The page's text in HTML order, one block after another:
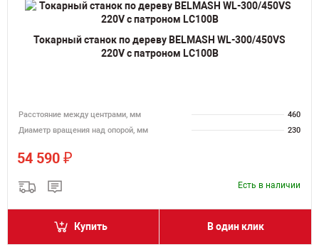
Токарный станок по дереву BELMASH WL-300/450VS
220V с патроном LC100B
Расстояние между центрами, мм
460
Диаметр вращения над опорой, мм
230
54 590 ₽
Есть в наличии
Купить В один клик